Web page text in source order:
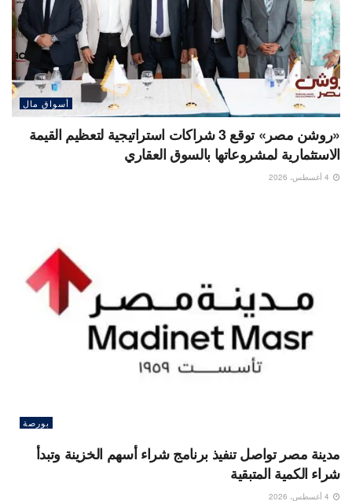
أسواق مال
«روشن مصر» توقع 3 شراكات استراتيجية لتعظيم القيمة
الاستثمارية لمشروعاتها بالسوق العقاري
بورصة
مدينة مصر تواصل تنفيذ برنامج شراء أسهم الخزينة وتبدأ
شراء الكمية المتبقية